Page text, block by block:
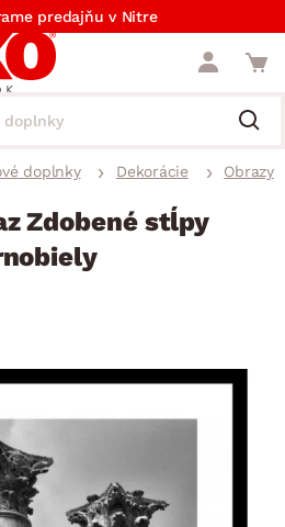
predajňu v Nitre
doplnky Dekorácie Obrazy
Zdobené stĺpy